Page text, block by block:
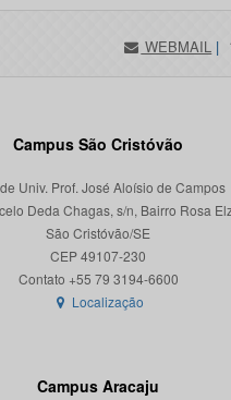
WEBMAIL |
Campus São Cristóvão
Univ. Prof. José Aloísio de Campos
Deda Chagas, s/n, Bairro Rosa
São Cristóvão/SE
CEP 49107-230
Localização
Campus Aracaju